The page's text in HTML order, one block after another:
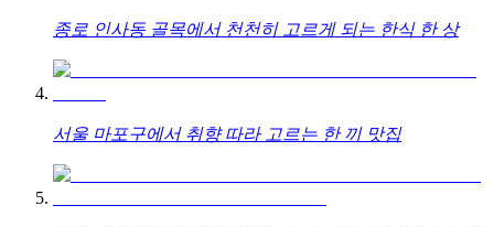
종로 인사동 골목에서 천천히 고르게 되는 한식 한 상
서울 마포구에서 취향 따라 고르는 한 끼 맛집